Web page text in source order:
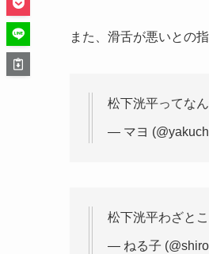
また、滑舌が悪いとの
松下洸平ってな
— マヨ
松下洸平わざと
— ねる子